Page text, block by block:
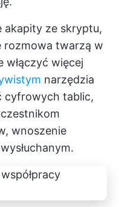
akapity ze skryptu,
rozmowa twarzą w
więcej
narzędzia
cyfrowych tablic,
wnoszenie